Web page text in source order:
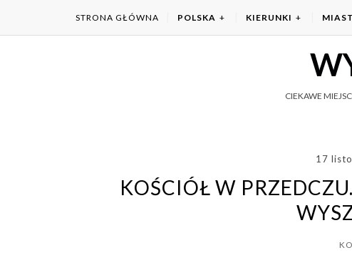
STRONA GŁÓWNA POLSKA KIERUNKI
CIEKAWE
17
KOŚCIÓŁ W